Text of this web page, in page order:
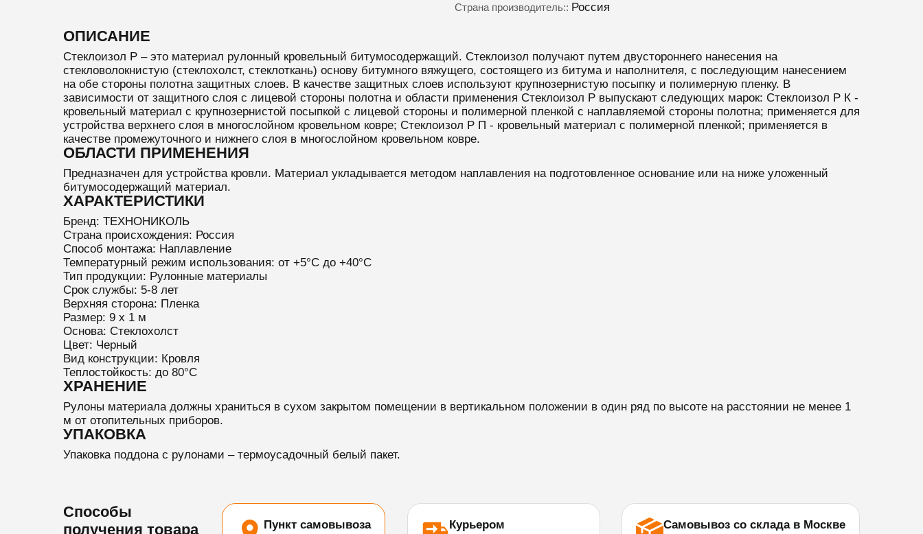
Страна производитель:: Россия
ОПИСАНИЕ
Стеклоизол Р – это материал рулонный кровельный битумосодержащий. Стеклоизол получают путем двустороннего нанесения на
стекловолокнистую (стеклохолст, стеклоткань) основу битумного вяжущего, состоящего из битума и наполнителя, с последующим нанесением
на обе стороны полотна защитных слоев. В качестве защитных слоев используют крупнозернистую посыпку и полимерную пленку. В
зависимости от защитного слоя с лицевой стороны полотна и области применения Стеклоизол Р выпускают следующих марок: Стеклоизол Р К -
кровельный материал с крупнозернистой посыпкой с лицевой стороны и полимерной пленкой с наплавляемой стороны полотна; применяется для
устройства верхнего слоя в многослойном кровельном ковре; Стеклоизол Р П - кровельный материал с полимерной пленкой; применяется в
качестве промежуточного и нижнего слоя в многослойном кровельном ковре.
ОБЛАСТИ ПРИМЕНЕНИЯ
Предназначен для устройства кровли. Материал укладывается методом наплавления на подготовленное основание или на ниже уложенный
битумосодержащий материал.
ХАРАКТЕРИСТИКИ
Бренд: ТЕХНОНИКОЛЬ
Страна происхождения: Россия
Способ монтажа: Наплавление
Температурный режим использования: от +5°C до +40°C
Тип продукции: Рулонные материалы
Срок службы: 5-8 лет
Верхняя сторона: Пленка
Размер: 9 х 1 м
Основа: Стеклохолст
Цвет: Черный
Вид конструкции: Кровля
Теплостойкость: до 80°C
ХРАНЕНИЕ
Рулоны материала должны храниться в сухом закрытом помещении в вертикальном положении в один ряд по высоте на расстоянии не менее 1
м от отопительных приборов.
УПАКОВКА
Упаковка поддона с рулонами – термоусадочный белый пакет.
Способы
получения товара
Пункт самовывоза
Курьером
Самовывоз со склада в Москве